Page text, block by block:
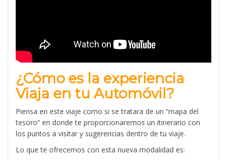
¿Cómo es la experiencia
Viaja en tu Automóvil?
Piensa en este viaje como si se tratara de un “mapa del
tesoro” en donde te proporcionaremos un itinerario con
los puntos a visitar y sugerencias dentro de tu viaje.
Lo que te ofrecemos con esta nueva modalidad es: